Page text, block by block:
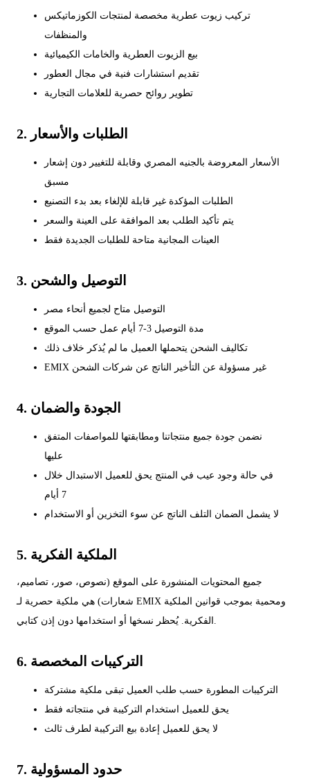
تركيب زيوت عطرية مخصصة لمنتجات الكوزماتيكس
والمنظفات
بيع الزيوت العطرية والخامات الكيميائية
تقديم استشارات فنية في مجال العطور
تطوير روائح حصرية للعلامات التجارية
2. الطلبات والأسعار
الأسعار المعروضة بالجنيه المصري وقابلة للتغيير دون إشعار
مسبق
الطلبات المؤكدة غير قابلة للإلغاء بعد بدء التصنيع
يتم تأكيد الطلب بعد الموافقة على العينة والسعر
العينات المجانية متاحة للطلبات الجديدة فقط
3. التوصيل والشحن
التوصيل متاح لجميع أنحاء مصر
مدة التوصيل 3-7 أيام عمل حسب الموقع
تكاليف الشحن يتحملها العميل ما لم يُذكر خلاف ذلك
EMIX غير مسؤولة عن التأخير الناتج عن شركات الشحن
4. الجودة والضمان
نضمن جودة جميع منتجاتنا ومطابقتها للمواصفات المتفق
عليها
في حالة وجود عيب في المنتج يحق للعميل الاستبدال خلال
7 أيام
لا يشمل الضمان التلف الناتج عن سوء التخزين أو الاستخدام
5. الملكية الفكرية
جميع المحتويات المنشورة على الموقع (نصوص، صور، تصاميم،
شعارات) هي ملكية حصرية لـ EMIX ومحمية بموجب قوانين الملكية
6. التركيبات المخصصة
التركيبات المطورة حسب طلب العميل تبقى ملكية مشتركة
يحق للعميل استخدام التركيبة في منتجاته فقط
لا يحق للعميل إعادة بيع التركيبة لطرف ثالث
7. حدود المسؤولية